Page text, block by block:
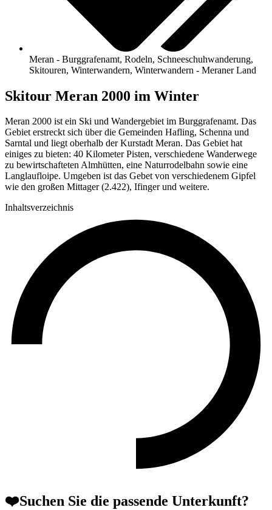
Meran - Burggrafenamt, Rodeln, Schneeschuhwanderung,
Skitouren, Winterwandern, Winterwandern - Meraner Land
Skitour Meran 2000 im Winter
Meran 2000 ist ein Ski und Wandergebiet im Burggrafenamt. Das
Gebiet erstreckt sich über die Gemeinden Hafling, Schenna und
Sarntal und liegt oberhalb der Kurstadt Meran. Das Gebiet hat
einiges zu bieten: 40 Kilometer Pisten, verschiedene Wanderwege
zu bewirtschafteten Almhütten, eine Naturrodelbahn sowie eine
Langlaufloipe. Umgeben ist das Gebet von verschiedenem Gipfel
wie den großen Mittager (2.422), Ifinger und weitere.
Inhaltsverzeichnis
❤️Suchen Sie die passende Unterkunft?